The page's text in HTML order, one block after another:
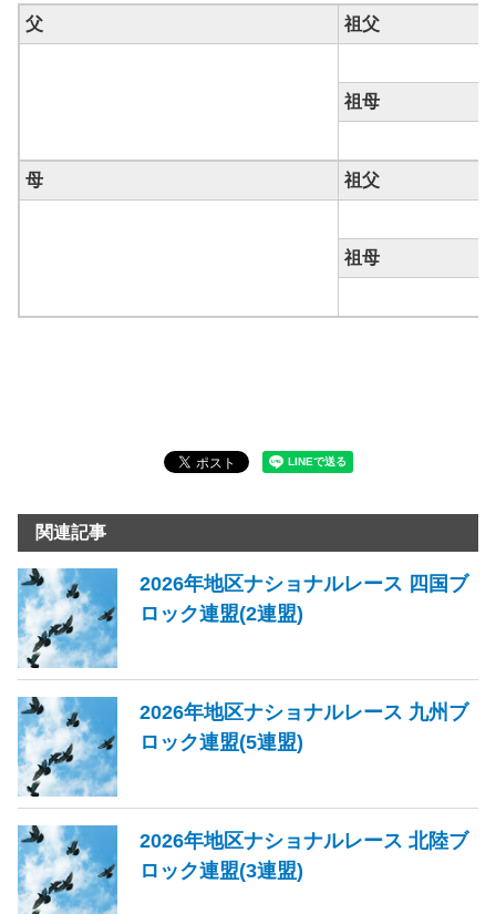
父 祖父
祖母
母 祖父
祖母
関連記事
2026年地区ナショナルレース 四国ブ
ロック連盟(2連盟)
2026年地区ナショナルレース 九州ブ
ロック連盟(5連盟)
2026年地区ナショナルレース 北陸ブ
ロック連盟(3連盟)